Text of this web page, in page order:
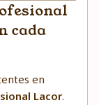
cada
en
Lacor.